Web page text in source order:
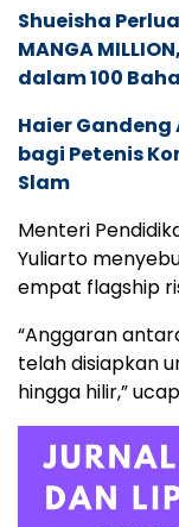
Shueisha
MANGA
dalam 100
Haier Gandeng
bagi Petenis
Slam
Menteri
Yuliarto
empat flagship
“Anggaran
telah disiapkan
hingga hilir,”